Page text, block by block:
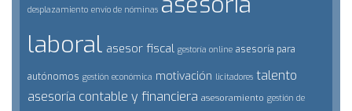
desplazamiento envío de nóminas
laboral asesor fiscal gestoría online asesoría para
autónomos gestión económica motivación licitadores talento
asesoría contable y financiera asesoramiento gestión de